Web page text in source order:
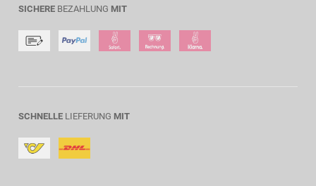
SICHERE BEZAHLUNG MIT
SCHNELLE LIEFERUNG MIT